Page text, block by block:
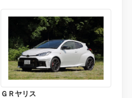
ＧＲヤリス